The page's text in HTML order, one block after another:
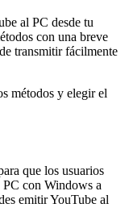
al PC desde tu
con una breve
transmitir fácilmente
métodos y elegir el
que los usuarios
con Windows a
emitir YouTube al